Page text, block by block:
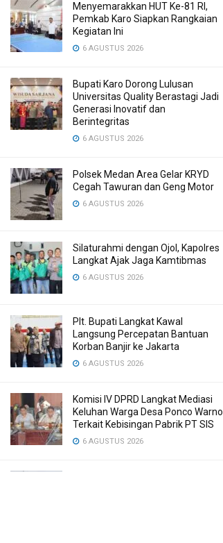
Menyemarakkan HUT Ke-81 RI,
Pemkab Karo Siapkan Rangkaian
Kegiatan Ini
6 AGUSTUS 2026
Bupati Karo Dorong Lulusan
Universitas Quality Berastagi Jadi
Generasi Inovatif dan
Berintegritas
6 AGUSTUS 2026
Polsek Medan Area Gelar KRYD
Cegah Tawuran dan Geng Motor
6 AGUSTUS 2026
Silaturahmi dengan Ojol, Kapolres
Langkat Ajak Jaga Kamtibmas
6 AGUSTUS 2026
Plt. Bupati Langkat Kawal
Langsung Percepatan Bantuan
Korban Banjir ke Jakarta
6 AGUSTUS 2026
Komisi IV DPRD Langkat Mediasi
Keluhan Warga Desa Ponco Warno
Terkait Kebisingan Pabrik PT SIS
6 AGUSTUS 2026